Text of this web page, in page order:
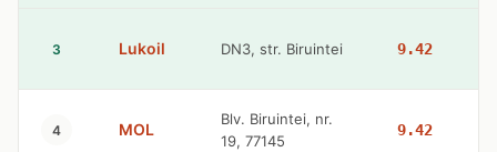
3 Lukoil DN3, str. Biruintei 9.42
4 MOL
Blv. Biruintei, nr.
19, 77145
9.42